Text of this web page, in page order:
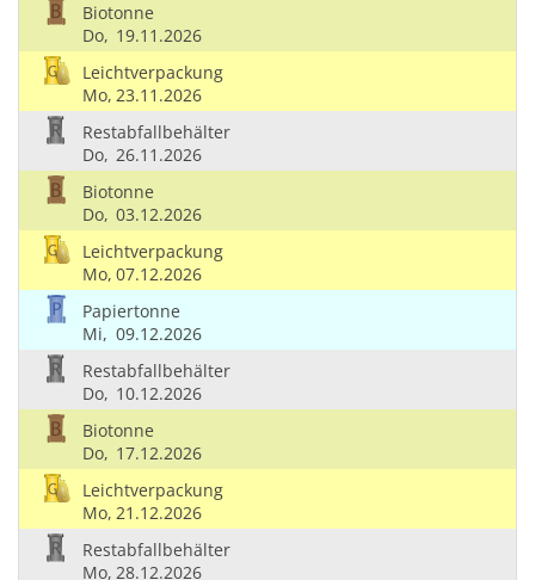
Biotonne
Do, 19.11.2026
Leichtverpackung
Mo, 23.11.2026
Restabfallbehälter
Do, 26.11.2026
Biotonne
Do, 03.12.2026
Leichtverpackung
Mo, 07.12.2026
Papiertonne
Mi, 09.12.2026
Restabfallbehälter
Do, 10.12.2026
Biotonne
Do, 17.12.2026
Leichtverpackung
Mo, 21.12.2026
Restabfallbehälter
Mo, 28.12.2026